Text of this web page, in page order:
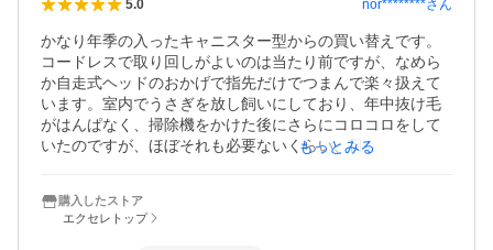
5.0 nor********さん
かなり年季の入ったキャニスター型からの買い替えです。
コードレスで取り回しがよいのは当たり前ですが、なめら
か自走式ヘッドのおかげで指先だけでつまんで楽々扱えて
います。室内でうさぎを放し飼いにしており、年中抜け毛
がはんぱなく、掃除機をかけた後にさらにコロコロをして
いたのですが、ほぼそれも必要ないくらい、目に見えて少
われば充電スタンドにセットして（簡単）、必要な時にす
ぐ使えて「掃除しなきゃ・・」のハードルがかなり低くな
もっとみる
購入したストア
エクセレトップ